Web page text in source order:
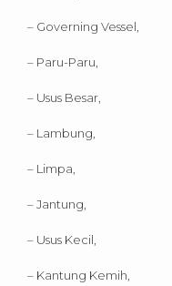
– Governing Vessel,
– Paru-Paru,
– Usus Besar,
– Lambung,
– Limpa,
– Jantung,
– Usus Kecil,
– Kantung Kemih,